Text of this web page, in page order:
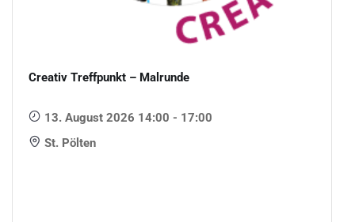
Creativ Treffpunkt – Malrunde
13. August 2026 14:00 - 17:00
St. Pölten